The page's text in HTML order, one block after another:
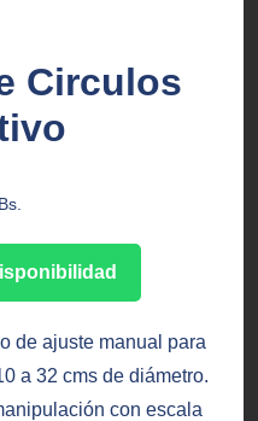
Circulos
Bs.
de ajuste manual para
a 32 cms de diámetro.
con escala